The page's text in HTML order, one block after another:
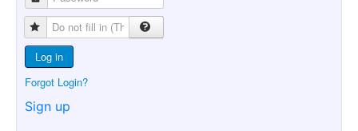
Log in
Forgot Login?
Sign up